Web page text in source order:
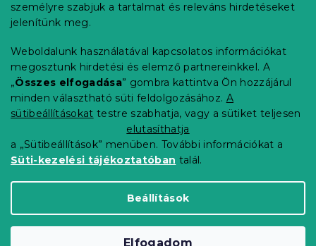
személyre szabjuk a tartalmat és releváns hirdetéseket
jelenítünk meg.
Weboldalunk használatával kapcsolatos információkat
megosztunk hirdetési és elemző partnereinkkel. A
„Összes elfogadása” gombra kattintva Ön hozzájárul
minden választható süti feldolgozásához. A
sütibeállításokat testre szabhatja, vagy a sütiket teljesen
elutasíthatja
a „Sütibeállítások” menüben. További információkat a
Süti-kezelési tájékoztatóban talál.
Beállítások
Elfogadom
Fizetési lehetőségek
Reklamáció és áruvisszaküldés
Elérhetőség
Általános szerződési feltételek
Adatvédelmi nyilatkozat
Blog
Partnereinknek
Copyright 2026Elerheto otthon. Minden jog
Süti beállítások szerkesztése